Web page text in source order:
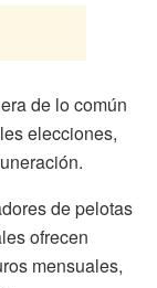
de lo común
elecciones,
de pelotas
ofrecen
mensuales,